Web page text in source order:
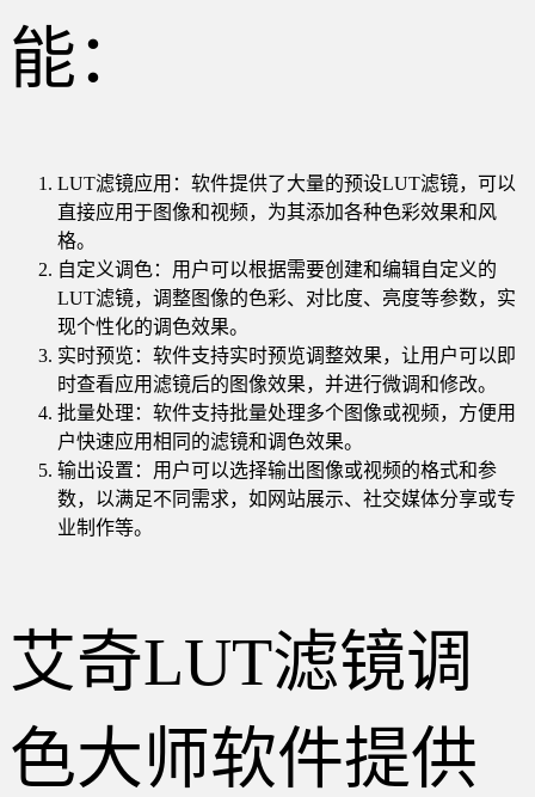
能：
LUT滤镜应用：软件提供了大量的预设LUT滤镜，可以
直接应用于图像和视频，为其添加各种色彩效果和风
格。
自定义调色：用户可以根据需要创建和编辑自定义的
LUT滤镜，调整图像的色彩、对比度、亮度等参数，实
现个性化的调色效果。
实时预览：软件支持实时预览调整效果，让用户可以即
时查看应用滤镜后的图像效果，并进行微调和修改。
批量处理：软件支持批量处理多个图像或视频，方便用
户快速应用相同的滤镜和调色效果。
输出设置：用户可以选择输出图像或视频的格式和参
数，以满足不同需求，如网站展示、社交媒体分享或专
业制作等。
艾奇LUT滤镜调
色大师软件提供